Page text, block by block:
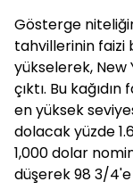
Gösterge
tahvillerinin faizi
yükselerek, New
çıktı. Bu
en yüksek
dolacak yüzde
1,000 dolar
düşerek 98 3/4'e